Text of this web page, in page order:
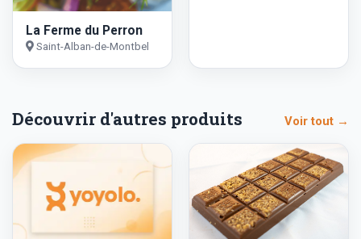
La Ferme du Perron
Saint-Alban-de-Montbel
Découvrir d'autres produits Voir tout →